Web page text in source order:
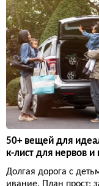
50+ вещей для
к-лист для нервов
Долгая дорога с